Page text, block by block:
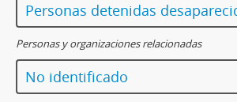
Personas detenidas
Personas y organizaciones relacionadas
No identificado